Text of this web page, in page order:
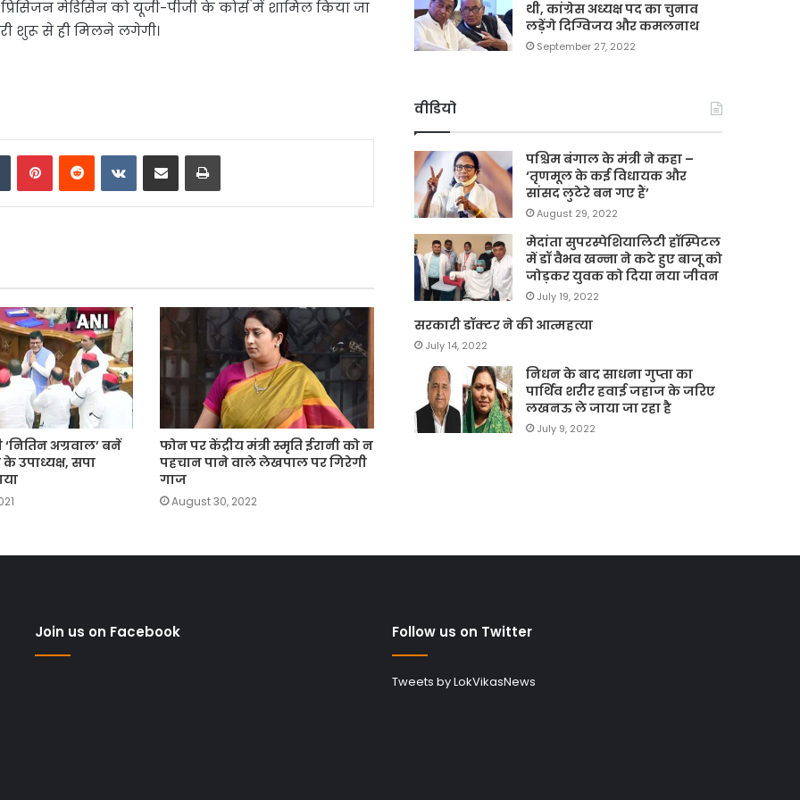
मेडिसिन को यूजी-पीजी के कोर्स में शामिल किया जा
शुरू से ही मिलने लगेगी।
TumblrPinterestReddit VKontakte
Share via Email Print
‘नितिन अग्रवाल’ बनें
उपाध्यक्ष, सपा
फोन पर केंद्रीय मंत्री स्मृति ईरानी को न
पहचान पाने वाले लेखपाल पर गिरेगी
गाज
August 30, 2022
थी, कांग्रेस अध्यक्ष पद का चुनाव
लड़ेंगे दिग्विजय और कमलनाथ
September 27, 2022
वीडियो
पश्चिम बंगाल के मंत्री ने कहा –
‘तृणमूल के कई विधायक और
सांसद लुटेरे बन गए हैं’
August 29, 2022
मेदांता सुपरस्पेशियालिटी हॉस्पिटल
में डॉ वैभव खन्ना ने कटे हुए बाजू को
जोड़कर युवक को दिया नया जीवन
July 19, 2022
सरकारी डॉक्टर ने की आत्महत्या
July 14, 2022
निधन के बाद साधना गुप्ता का
पार्थिव शरीर हवाई जहाज के जरिए
लखनऊ ले जाया जा रहा है
July 9, 2022
Join us on Facebook Follow us on Twitter
Tweets by LokVikasNews